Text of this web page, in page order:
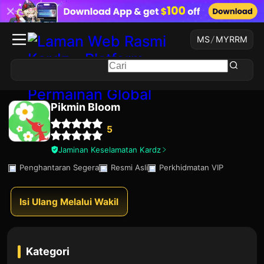
MS/ MYRRM
Pikmin Bloom
5
Jaminan Keselamatan Kardz
Penghantaran Segera
Resmi Asli Perkhidmatan VIP
Isi Ulang Melalui Wakil
Kategori